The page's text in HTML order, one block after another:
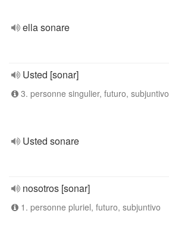
ella sonare
Usted [sonar]
3. personne singulier, futuro, subjuntivo
Usted sonare
nosotros [sonar]
1. personne pluriel, futuro, subjuntivo